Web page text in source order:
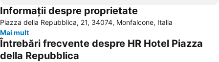
Perla
Gara Centrală Trieste
Aeroportul Aerodrom Portoroz
Portul Portorož
Città Giardino
Spiaggia Principale
Portul Trieste
Informații despre proprietate
Piazza della Repubblica, 21, 34074, Monfalcone, Italia
Mai mult
Întrebări frecvente despre HR Hotel Piazza
della Repubblica